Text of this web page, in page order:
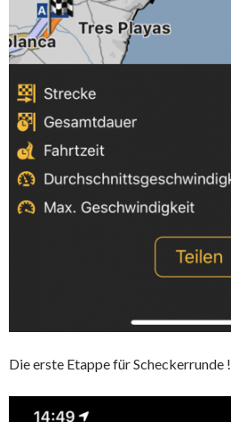
Die erste Etappe für Scheckerrunde !